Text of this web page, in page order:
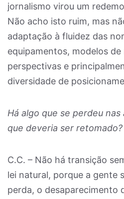
jornalismo virou um
Não acho isto ruim, mas
adaptação à fluidez das
equipamentos, modelos de
perspectivas e
diversidade de
Há algo que se perdeu
que deveria ser retomado?
C.C. – Não há transição
lei natural, porque a gente
perda, o desaparecimento